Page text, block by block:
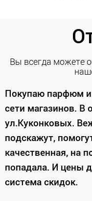
Вы всегда можете
Покупаю парфюм и
сети магазинов. В
ул.Куконковых.
подскажут,
качественная, на
попадала. И цены
система скидок.